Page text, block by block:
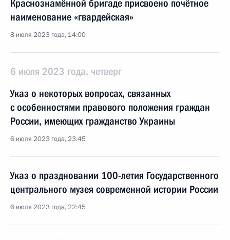
Краснознамённой бригаде присвоено почётное
наименование «гвардейская»
8 июля 2023 года, 14:00
6 июля 2023 года, четверг
Указ о некоторых вопросах, связанных
с особенностями правового положения граждан
России, имеющих гражданство Украины
6 июля 2023 года, 23:45
Указ о праздновании 100-летия Государственного
центрального музея современной истории России
6 июля 2023 года, 22:45